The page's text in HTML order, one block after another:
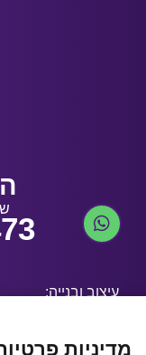
עיצוב ובנייה:
מדיניות